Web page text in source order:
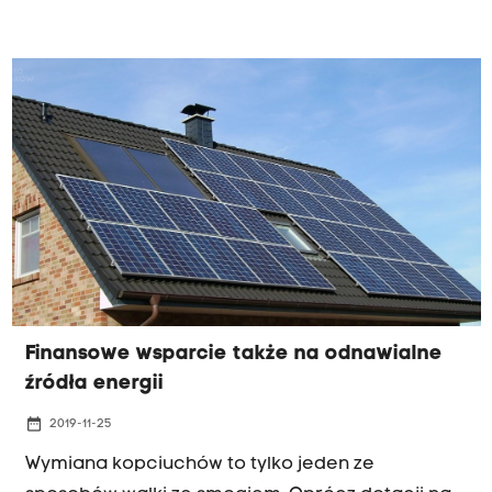
Finansowe wsparcie także na odnawialne
źródła energii
date_range 2019-11-25
Wymiana kopciuchów to tylko jeden ze